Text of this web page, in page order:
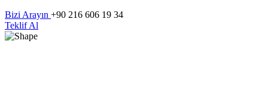
Bizi Arayın +90 216 606 19 34
Teklif Al